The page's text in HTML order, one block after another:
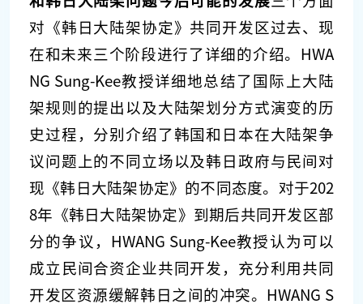
对《韩日大陆架协定》共同开发区过去、现
在和未来三个阶段进行了详细的介绍。HWA
NG Sung-Kee教授详细地总结了国际上大陆
架规则的提出以及大陆架划分方式演变的历
史过程，分别介绍了韩国和日本在大陆架争
议问题上的不同立场以及韩日政府与民间对
现《韩日大陆架协定》的不同态度。对于202
8年《韩日大陆架协定》到期后共同开发区部
分的争议，HWANG Sung-Kee教授认为可以
成立民间合资企业共同开发，充分利用共同
开发区资源缓解韩日之间的冲突。HWANG S